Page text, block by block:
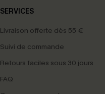
SERVICES
Livraison offerte dès 55 €
Suivi de commande
Retours faciles sous 30 jours
FAQ